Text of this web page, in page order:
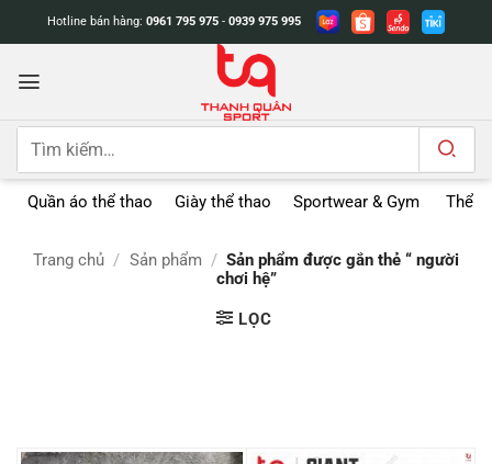
dung
Hotline bán hàng: 0961 795 975 - 0939 975 995
Tìm
Quần áo thể thao Giày thể thao Sportwear & Gym Thể
Trang chủ / Sản phẩm / Sản phẩm được gắn thẻ “ người
chơi hệ”
LỌC